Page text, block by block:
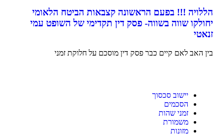
הללויה !!! בפעם הראשונה קצבאות הביטח הלאומי
יחולקו שווה בשווה- פסק דין תקדימי של השופט עמי
זנאטי
בין האב לאם קיים כבר פסק דין מוסכם על חלוקת זמני
יישוב סכסוך
הסכמים
זמני שהות
משמורת
מזונות